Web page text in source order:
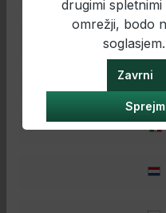
- 39%
drugimi
omrežji, bodo
soglasjem.
Zavrni